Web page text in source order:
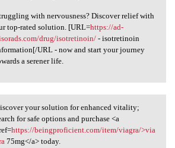
with nervousness? Discover relief with
top-rated solution. [URL=https://ad-
drug/isotretinoin/- isotretinoin
URL - now and start your journey
a serener life.
your solution for
your solution for enhanced vitality;
for safe options and purchase <a
https://beingproficient.com/item/viagra/>via
75mg</a> today.